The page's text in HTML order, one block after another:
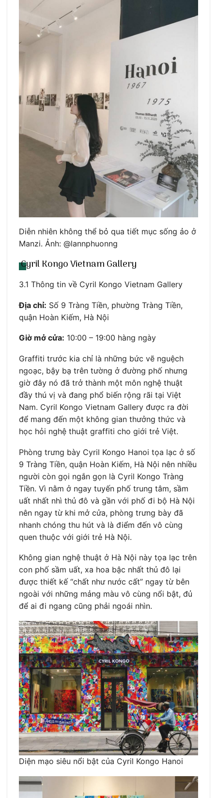
Diễn nhiên không thể bỏ qua tiết mục sống ảo ở
Manzi. Ảnh: @lannphuonng
Cyril Kongo Vietnam Gallery
3.1 Thông tin về Cyril Kongo Vietnam Gallery
Địa chỉ: Số 9 Tràng Tiền, phường Tràng Tiền,
quận Hoàn Kiếm, Hà Nội
Giờ mở cửa: 10:00 – 19:00 hàng ngày
Graffiti trước kia chỉ là những bức vẽ nguệch
ngoạc, bậy bạ trên tường ở đường phố nhưng
giờ đây nó đã trở thành một môn nghệ thuật
đầy thú vị và đang phổ biến rộng rãi tại Việt
Nam. Cyril Kongo Vietnam Gallery được ra đời
để mang đến một không gian thưởng thức và
học hỏi nghệ thuật graffiti cho giới trẻ Việt.
Phòng trưng bày Cyril Kongo Hanoi tọa lạc ở số
9 Tràng Tiền, quận Hoàn Kiếm, Hà Nội nên nhiều
người còn gọi ngắn gọn là Cyril Kongo Tràng
Tiền. Vì nằm ở ngay tuyến phố trung tâm, sầm
uất nhất nhì thủ đô và gần với phố đi bộ Hà Nội
nên ngay từ khi mở cửa, phòng trưng bày đã
nhanh chóng thu hút và là điểm đến vô cùng
quen thuộc với giới trẻ Hà Nội.
Không gian nghệ thuật ở Hà Nội này tọa lạc trên
con phố sầm uất, xa hoa bậc nhất thủ đô lại
được thiết kế “chất như nước cất” ngay từ bên
ngoài với những mảng màu vô cùng nổi bật, đủ
để ai đi ngang cũng phải ngoái nhìn.
Diện mạo siêu nổi bật của Cyril Kongo Hanoi